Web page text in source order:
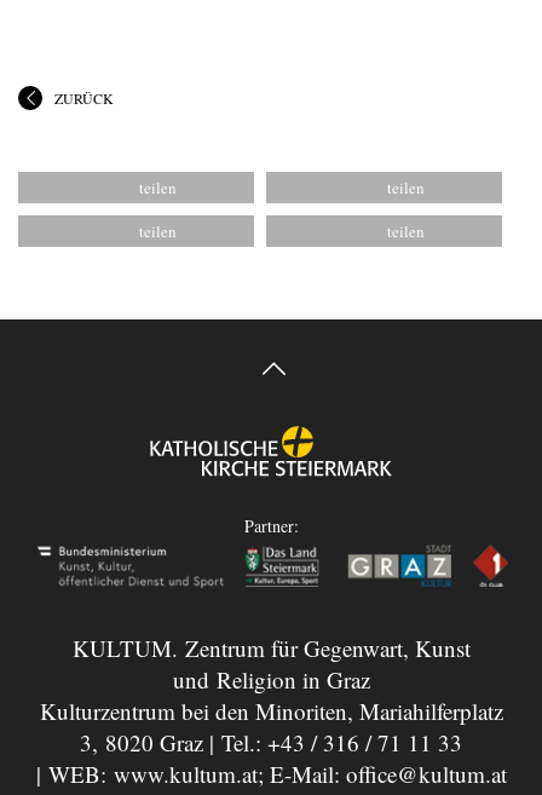
ZURÜCK
Partner:
KULTUM. Zentrum für Gegenwart, Kunst
und Religion in Graz
Kulturzentrum bei den Minoriten, Mariahilferplatz
3, 8020 Graz | Tel.: +43 / 316 / 71 11 33
| WEB: www.kultum.at; E-Mail: office@kultum.at